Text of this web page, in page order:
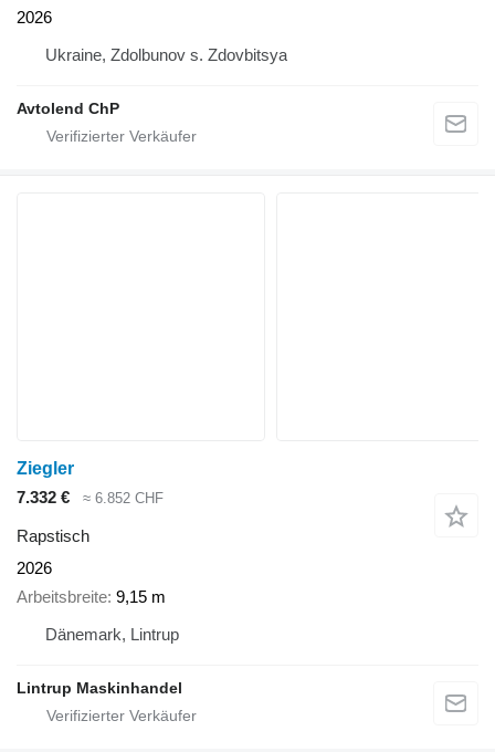
2026
Ukraine, Zdolbunov s. Zdovbitsya
Avtolend ChP
Ziegler
7.332 €
≈ 6.852 CHF
Rapstisch
2026
Arbeitsbreite 9,15 m
Dänemark, Lintrup
Lintrup Maskinhandel